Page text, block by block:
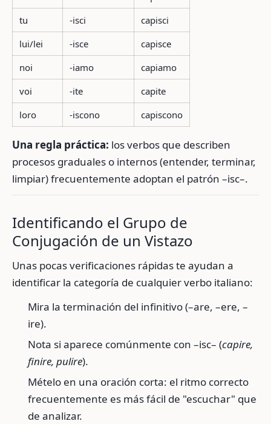
tu
-isci
capisci
lui/lei
-isce
capisce
noi
-iamo
capiamo
voi
-ite
capite
loro
-iscono capiscono
Una regla práctica: los verbos que describen
procesos graduales o internos (entender, terminar,
limpiar) frecuentemente adoptan el patrón –isc–.
Identificando el Grupo de
Conjugación de un Vistazo
Unas pocas verificaciones rápidas te ayudan a
identificar la categoría de cualquier verbo italiano:
Mira la terminación del infinitivo (–are, –ere, –
ire).
Nota si aparece comúnmente con –isc– (capire,
finire, pulire).
Mételo en una oración corta: el ritmo correcto
frecuentemente es más fácil de "escuchar" que
de analizar.